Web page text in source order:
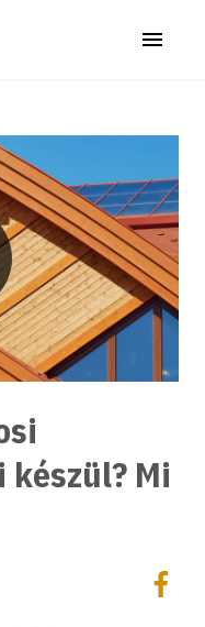
Menü
Mi